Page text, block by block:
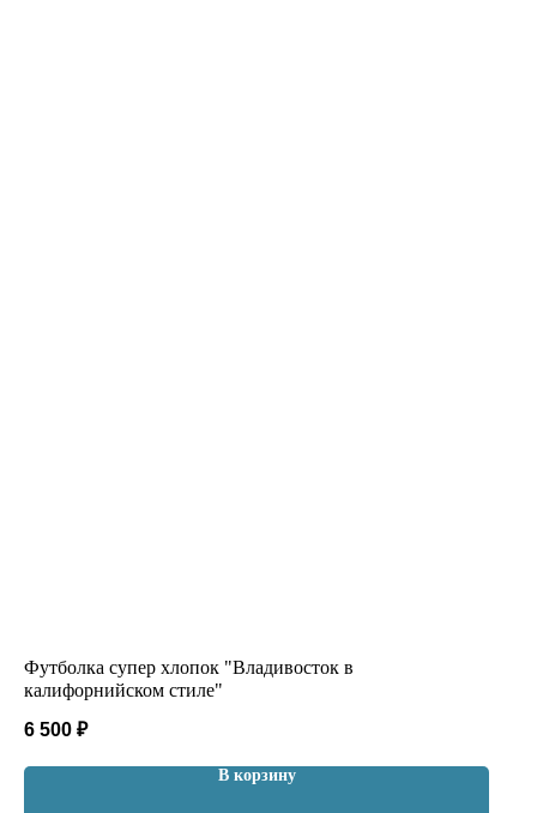
Футболка супер хлопок "Владивосток в
калифорнийском стиле"
6 500 ₽
В корзину